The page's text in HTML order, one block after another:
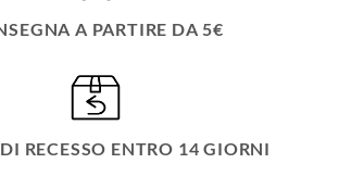
A PARTIRE DA 5€
RECESSO ENTRO 14 GIORNI